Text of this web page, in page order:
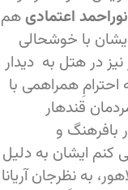
نوراحمد اعتمادی هم
با خوشحالی
نیز در هتل به دیدار
همراهمی با
قندهار
بافرهنگ و
کنم ایشان به دلیل
به نظرجان آریانا